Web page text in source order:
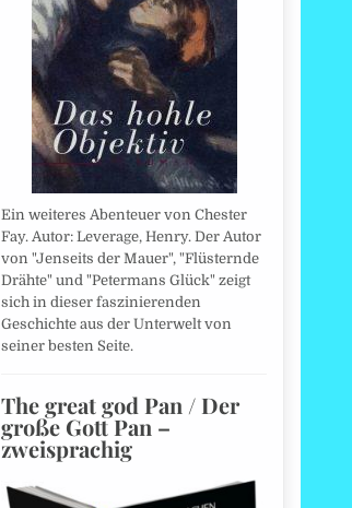
Ein weiteres Abenteuer von Chester
Fay. Autor: Leverage, Henry. Der Autor
von "Jenseits der Mauer", "Flüsternde
Drähte" und "Petermans Glück" zeigt
sich in dieser faszinierenden
Geschichte aus der Unterwelt von
seiner besten Seite.
The great god Pan / Der
große Gott Pan –
zweisprachig